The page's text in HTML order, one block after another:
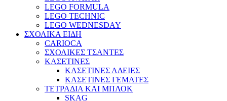
LEGO FORMULA
LEGO TECHNIC
LEGO WEDNESDAY
ΣΧΟΛΙΚΑ ΕΙΔΗ
CARIOCA
ΣΧΟΛΙΚΕΣ ΤΣΑΝΤΕΣ
ΚΑΣΕΤΙΝΕΣ
ΚΑΣΕΤΙΝΕΣ ΑΔΕΙΕΣ
ΚΑΣΕΤΙΝΕΣ ΓΕΜΑΤΕΣ
ΤΕΤΡΑΔΙΑ ΚΑΙ ΜΠΛΟΚ
SKAG